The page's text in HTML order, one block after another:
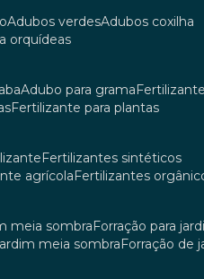
adubos verdes adubos coxilha
orquídeas
adubo para grama
fertilizante para plantas
fertilizantes sintéticos
agrícola
fertilizantes
meia sombra
forração para
meia sombra
forração de